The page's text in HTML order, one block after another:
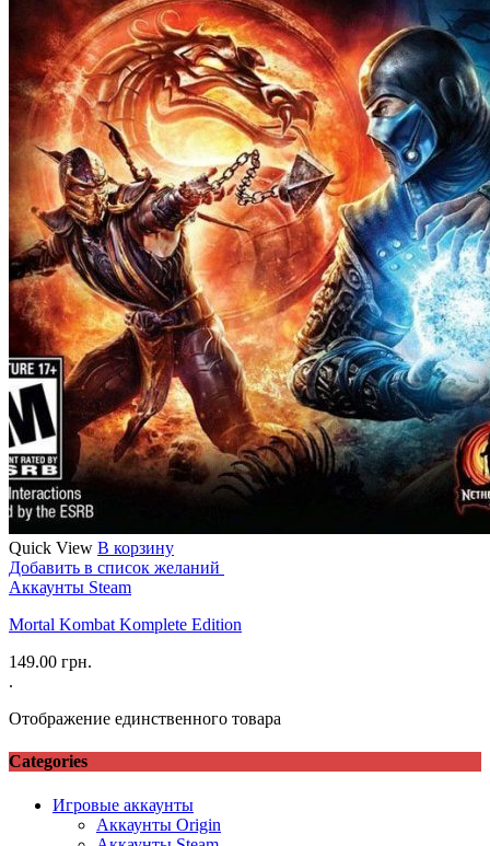
Quick View В корзину
Добавить в список желаний
Аккаунты Steam
Mortal Kombat Komplete Edition
149.00 грн.
.
Отображение единственного товара
Categories
Игровые аккаунты
Аккаунты Origin